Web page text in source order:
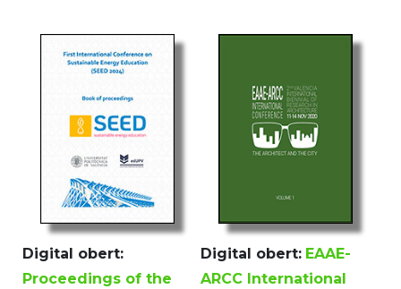
Digital obert:
Proceedings of the
Digital obert: EAAE-
ARCC International